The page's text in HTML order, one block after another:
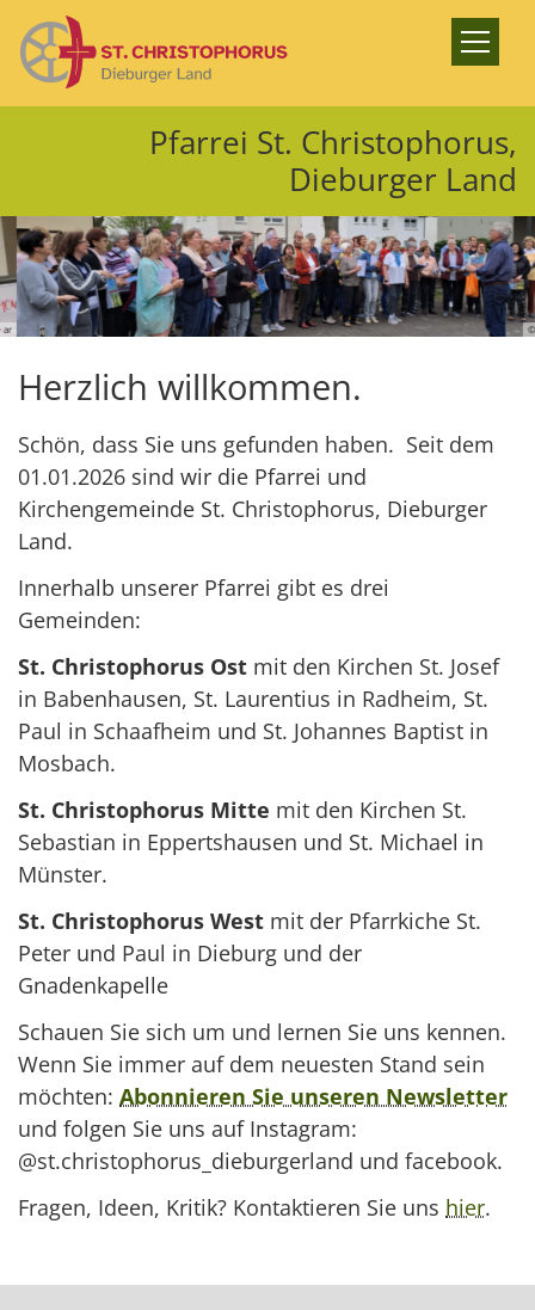
Zum Inhalt springen
Pfarrei St. Christophorus,
Dieburger Land
© ar
Herzlich willkommen.
Schön, dass Sie uns gefunden haben. Seit dem
01.01.2026 sind wir die Pfarrei und
Kirchengemeinde St. Christophorus, Dieburger
Land.
Innerhalb unserer Pfarrei gibt es drei
Gemeinden:
St. Christophorus Ost mit den Kirchen St. Josef
in Babenhausen, St. Laurentius in Radheim, St.
Paul in Schaafheim und St. Johannes Baptist in
Mosbach.
St. Christophorus Mitte mit den Kirchen St.
Sebastian in Eppertshausen und St. Michael in
Münster.
St. Christophorus West mit der Pfarrkiche St.
Peter und Paul in Dieburg und der
Gnadenkapelle
Schauen Sie sich um und lernen Sie uns kennen.
Wenn Sie immer auf dem neuesten Stand sein
möchten: Abonnieren Sie unseren Newsletter
und folgen Sie uns auf Instagram:
@st.christophorus_dieburgerland und facebook.
Fragen, Ideen, Kritik? Kontaktieren Sie uns hier.